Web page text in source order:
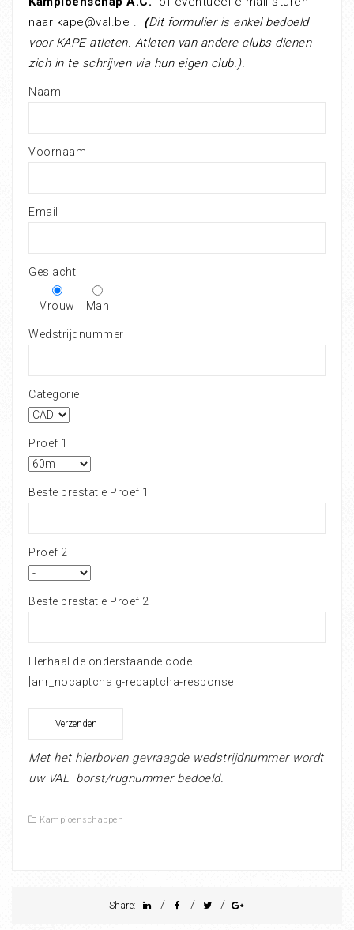
naar kape@val.be .
(Dit formulier is enkel bedoeld
voor KAPE atleten. Atleten van andere clubs dienen
zich in te schrijven via hun eigen club.).
Naam
Voornaam
Email
Geslacht
Vrouw Man
Wedstrijdnummer
Categorie
Proef 1
Beste prestatie Proef 1
Proef 2
Beste prestatie Proef 2
Herhaal de onderstaande code.
[anr_nocaptcha g-recaptcha-response]
Met het hierboven gevraagde wedstrijdnummer wordt
uw VAL borst/rugnummer bedoeld.
Kampioenschappen
Share: / / /